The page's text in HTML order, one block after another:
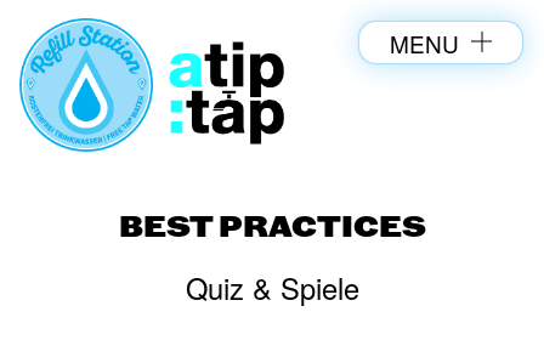
MENU
BEST PRACTICES
Quiz & Spiele